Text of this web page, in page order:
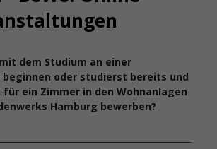
dem Studium an einer
beginnen oder studierst bereits und
ein Zimmer in den Wohnanlagen
Hamburg bewerben?